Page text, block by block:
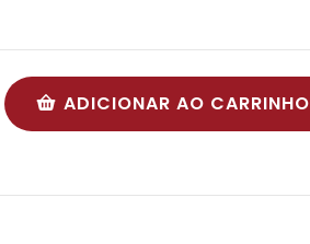
ADICIONAR AO CARRINHO